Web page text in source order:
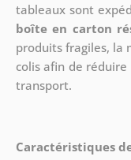
tableaux sont
boîte en carton
produits fragiles, la
colis afin de
transport.
Caractéristiques